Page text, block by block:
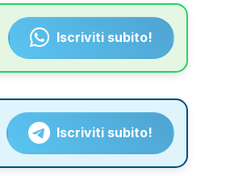
Iscriviti subito!
Iscriviti subito!